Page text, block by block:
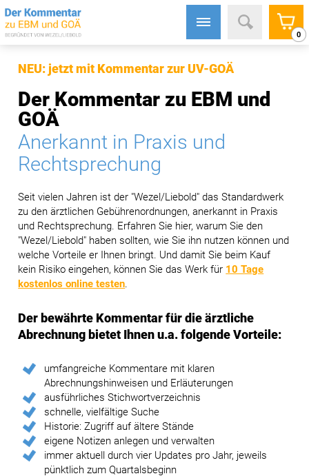
0
NEU: jetzt mit Kommentar zur UV-GOÄ
Der Kommentar zu EBM und
GOÄ
Anerkannt in Praxis und
Rechtsprechung
Seit vielen Jahren ist der "Wezel/Liebold" das Standardwerk
zu den ärztlichen Gebührenordnungen, anerkannt in Praxis
und Rechtsprechung. Erfahren Sie hier, warum Sie den
"Wezel/Liebold" haben sollten, wie Sie ihn nutzen können und
welche Vorteile er Ihnen bringt. Und damit Sie beim Kauf
kein Risiko eingehen, können Sie das Werk für 10 Tage
kostenlos online testen.
Der bewährte Kommentar für die ärztliche
Abrechnung bietet Ihnen u.a. folgende Vorteile:
umfangreiche Kommentare mit klaren
Abrechnungshinweisen und Erläuterungen
ausführliches Stichwortverzeichnis
schnelle, vielfältige Suche
Historie: Zugriff auf ältere Stände
eigene Notizen anlegen und verwalten
immer aktuell durch vier Updates pro Jahr, jeweils
pünktlich zum Quartalsbeginn